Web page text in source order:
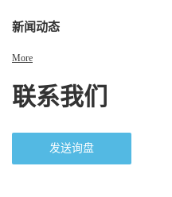
新闻动态
More
联系我们
发送询盘